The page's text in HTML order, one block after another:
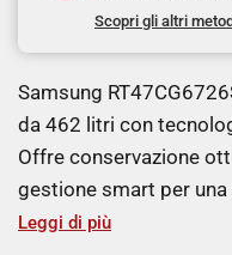
Scopri gli altri
Samsung
da 462 litri con
Offre conservazione
gestione smart per
Leggi di più